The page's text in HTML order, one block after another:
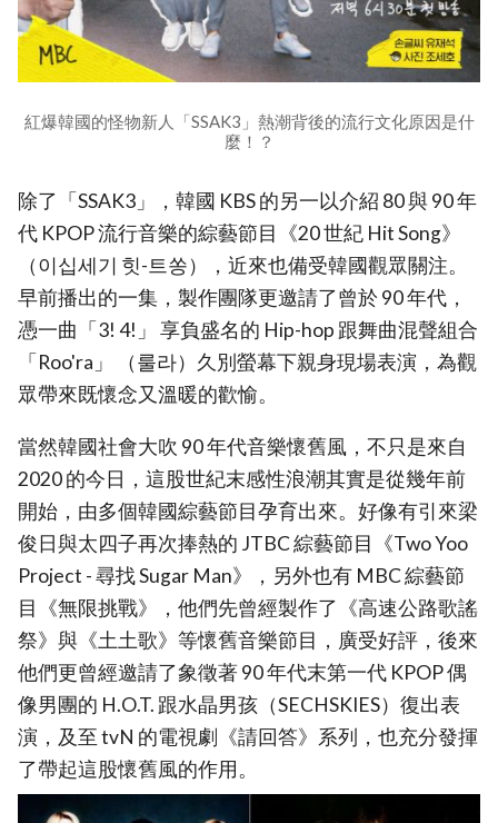
紅爆韓國的怪物新人「SSAK3」熱潮背後的流行文化原因是什
麼！？
除了「SSAK3」，韓國 KBS 的另一以介紹 80 與 90 年
代 KPOP 流行音樂的綜藝節目《20 世紀 Hit Song》
（이십세기 힛-트쏭），近來也備受韓國觀眾關注。
早前播出的一集，製作團隊更邀請了曾於 90 年代，
憑一曲「3! 4!」 享負盛名的 Hip-hop 跟舞曲混聲組合
「Roo'ra」 （룰라）久別螢幕下親身現場表演，為觀
眾帶來既懷念又溫暖的歡愉。
當然韓國社會大吹 90 年代音樂懷舊風，不只是來自
2020 的今日，這股世紀末感性浪潮其實是從幾年前
開始，由多個韓國綜藝節目孕育出來。好像有引來梁
俊日與太四子再次捧熱的 JTBC 綜藝節目《Two Yoo
Project - 尋找 Sugar Man》，另外也有 MBC 綜藝節
目《無限挑戰》，他們先曾經製作了《高速公路歌謠
祭》與《土土歌》等懷舊音樂節目，廣受好評，後來
他們更曾經邀請了象徵著 90 年代末第一代 KPOP 偶
像男團的 H.O.T. 跟水晶男孩（SECHSKIES）復出表
演，及至 tvN 的電視劇《請回答》系列，也充分發揮
了帶起這股懷舊風的作用。